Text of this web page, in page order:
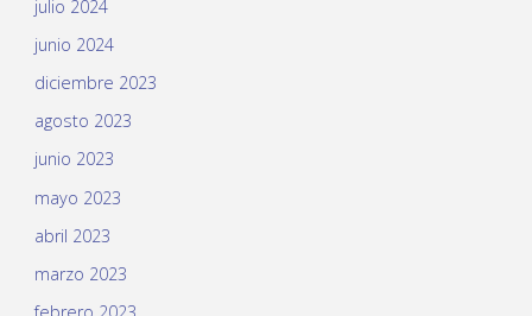
julio 2024
junio 2024
diciembre 2023
agosto 2023
junio 2023
mayo 2023
abril 2023
marzo 2023